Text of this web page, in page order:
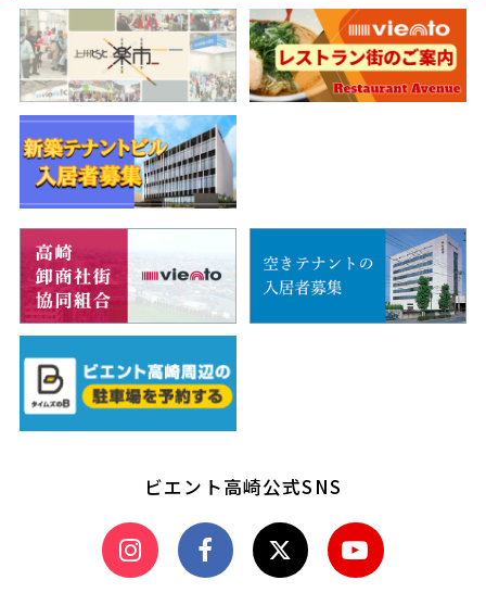
ビエント高崎公式SNS